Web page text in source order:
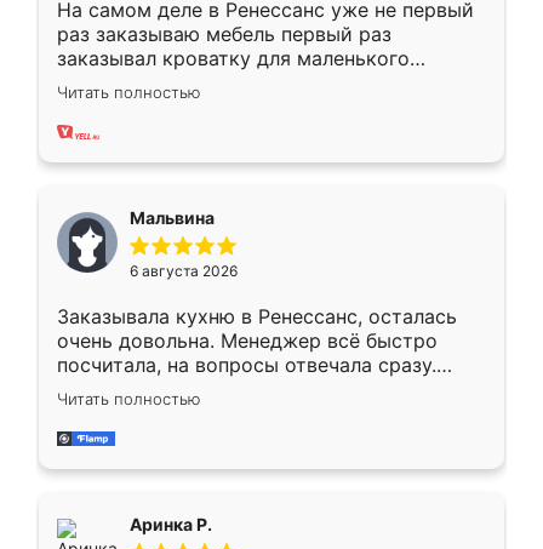
На самом деле в Ренессанс уже не первый
раз заказываю мебель первый раз
заказывал кроватку для маленького
ребёнка при его рождении ,во второй раз
заказал шкаф-купе. По качеству очень
хорошее сборка достаточно быстрая,
меньше, здесь же он более разнообразный.
Мне нравится ,если что-то потребуется из
мебели буду заказывать только здесь.
Читать полностью
Мальвина
6 августа 2026
Заказывала кухню в Ренессанс, осталась
очень довольна. Менеджер всё быстро
посчитала, на вопросы отвечала сразу.
Замерщик приехал в субботу, подошёл к
делу со всей ответственностью. Собрали
за день, ребята работали аккуратно, даже
Читать полностью
Аринка Р.